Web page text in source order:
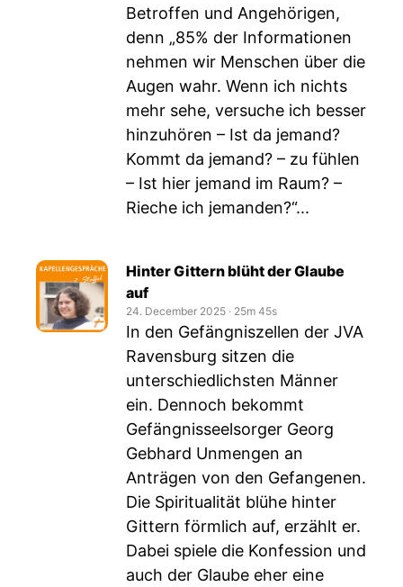
Betroffen und Angehörigen,
denn „85% der Informationen
nehmen wir Menschen über die
Augen wahr. Wenn ich nichts
mehr sehe, versuche ich besser
hinzuhören – Ist da jemand?
Kommt da jemand? – zu fühlen
– Ist hier jemand im Raum? –
Rieche ich jemanden?“...
Hinter Gittern blüht der Glaube
auf
24. December 2025 ‧ 25m 45s
In den Gefängniszellen der JVA
Ravensburg sitzen die
unterschiedlichsten Männer
ein. Dennoch bekommt
Gefängnisseelsorger Georg
Gebhard Unmengen an
Anträgen von den Gefangenen.
Die Spiritualität blühe hinter
Gittern förmlich auf, erzählt er.
Dabei spiele die Konfession und
auch der Glaube eher eine